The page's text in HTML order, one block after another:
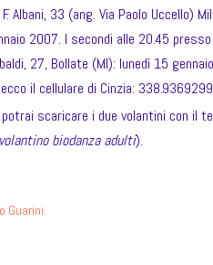
Albani, 33 (ang. Via Paolo Uccello)
2007. I secondi alle 20.45
27, Bollate (MI): lunedì 15
il cellulare di Cinzia:
potrai scaricare i due volantini con il
biodanza adulti).
Guarini